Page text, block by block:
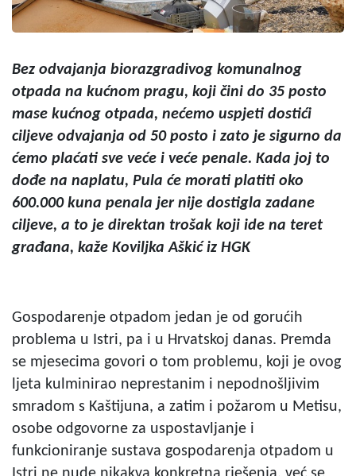
Bez odvajanja biorazgradivog komunalnog
otpada na kućnom pragu, koji čini do 35 posto
mase kućnog otpada, nećemo uspjeti dostići
ciljeve odvajanja od 50 posto i zato je sigurno da
ćemo plaćati sve veće i veće penale. Kada joj to
dođe na naplatu, Pula će morati platiti oko
600.000 kuna penala jer nije dostigla zadane
ciljeve, a to je direktan trošak koji ide na teret
građana, kaže Koviljka Aškić iz HGK
Gospodarenje otpadom jedan je od gorućih
problema u Istri, pa i u Hrvatskoj danas. Premda
se mjesecima govori o tom problemu, koji je ovog
ljeta kulminirao neprestanim i nepodnošljivim
smradom s Kaštijuna, a zatim i požarom u Metisu,
osobe odgovorne za uspostavljanje i
funkcioniranje sustava gospodarenja otpadom u